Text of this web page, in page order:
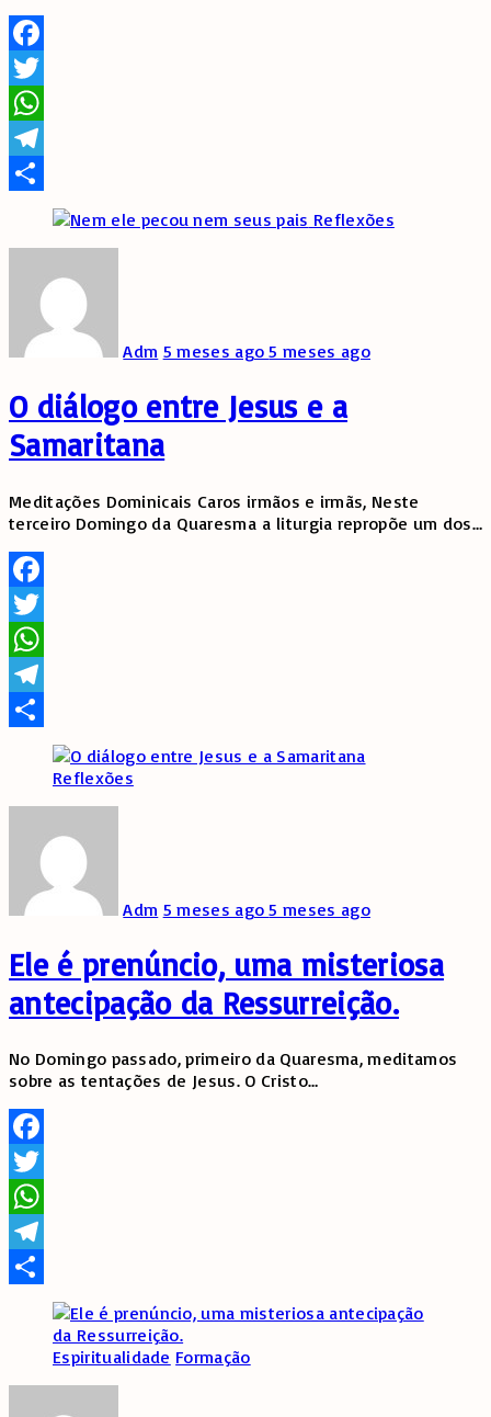
Facebook
Twitter
WhatsApp
Telegram
Share
Reflexões
Adm 5 meses ago5 meses ago
O diálogo entre Jesus e a
Samaritana
Meditações Dominicais Caros irmãos e irmãs, Neste
terceiro Domingo da Quaresma a liturgia repropõe um dos…
Facebook
Twitter
WhatsApp
Telegram
Share
Reflexões
Adm 5 meses ago5 meses ago
Ele é prenúncio, uma misteriosa
antecipação da Ressurreição.
No Domingo passado, primeiro da Quaresma, meditamos
sobre as tentações de Jesus. O Cristo…
Facebook
Twitter
WhatsApp
Telegram
Share
Espiritualidade Formação